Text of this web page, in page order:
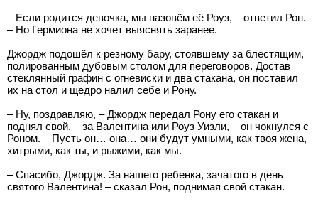
– Если родится девочка, мы назовём её Роуз, – ответил Рон.
– Но Гермиона не хочет выяснять заранее.
Джордж подошёл к резному бару, стоявшему за блестящим,
полированным дубовым столом для переговоров. Достав
стеклянный графин с огневиски и два стакана, он поставил
их на стол и щедро налил себе и Рону.
– Ну, поздравляю, – Джордж передал Рону его стакан и
поднял свой, – за Валентина или Роуз Уизли, – он чокнулся с
Роном. – Пусть он… она… они будут умными, как твоя жена,
хитрыми, как ты, и рыжими, как мы.
– Спасибо, Джордж. За нашего ребенка, зачатого в день
святого Валентина! – сказал Рон, поднимая свой стакан.